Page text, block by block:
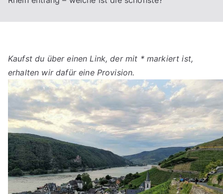
Kaufst du über einen Link, der mit * markiert ist,
erhalten wir dafür eine Provision.